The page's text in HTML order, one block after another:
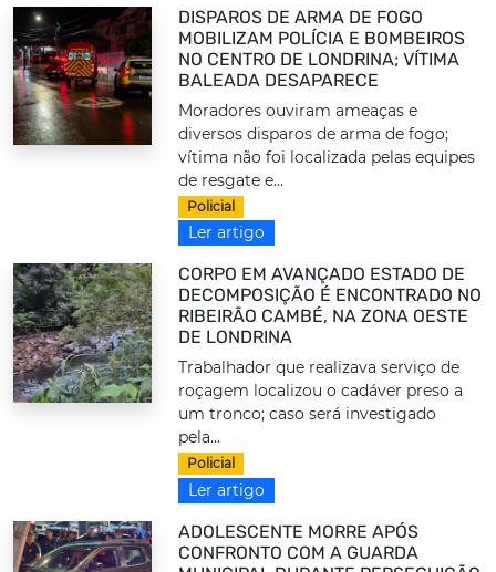
DISPAROS DE ARMA DE FOGO
MOBILIZAM POLÍCIA E BOMBEIROS
NO CENTRO DE LONDRINA; VÍTIMA
BALEADA DESAPARECE
Moradores ouviram ameaças e
diversos disparos de arma de fogo;
vítima não foi localizada pelas equipes
de resgate e...
Policial
Ler artigo
CORPO EM AVANÇADO ESTADO DE
DECOMPOSIÇÃO É ENCONTRADO NO
RIBEIRÃO CAMBÉ, NA ZONA OESTE
DE LONDRINA
Trabalhador que realizava serviço de
roçagem localizou o cadáver preso a
um tronco; caso será investigado
pela...
Policial
Ler artigo
ADOLESCENTE MORRE APÓS
CONFRONTO COM A GUARDA